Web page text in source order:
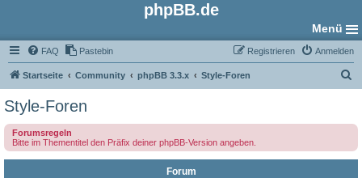
phpBB.de
Menü
FAQ Pastebin Anmelden
Registrieren
Startseite Community phpBB 3.3.x Style-Foren
e
Style-Foren
Forumsregeln
Bitte im Thementitel den Präfix deiner phpBB-Version angeben.
Forum